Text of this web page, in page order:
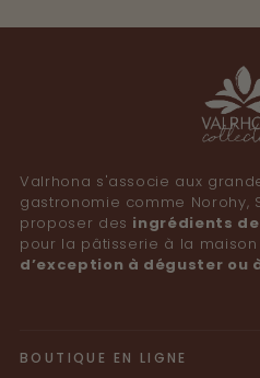
Valrhona s'associe aux
gastronomie comme Norohy,
proposer des ingrédients
pour la pâtisserie à la
d’exception à déguster ou
BOUTIQUE EN LIGNE